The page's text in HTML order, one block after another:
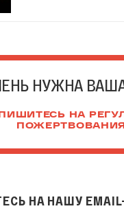
НУЖНА
НА
ПОЖЕРТВОВАНИЯ
НА НАШУ